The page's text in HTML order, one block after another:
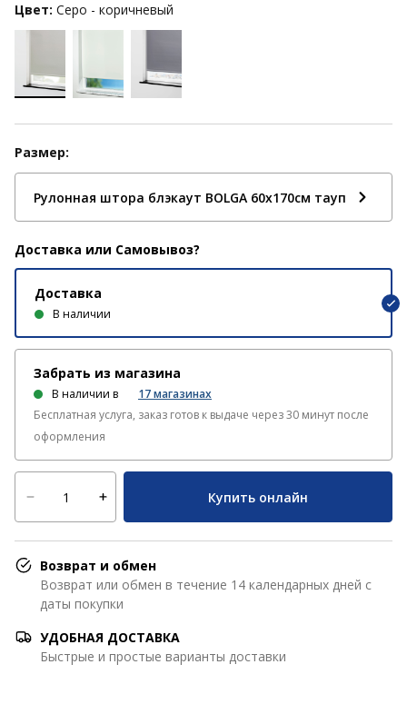
Цвет: Cеро - коричневый
Размер:
Рулонная штора блэкаут BOLGA 60x170см тауп
Доставка или Самовывоз?
Доставка
В наличии
Забрать из магазина
В наличии в 17магазинах
Бесплатная услуга, заказ готов к выдаче через 30 минут после
оформления
Купить онлайн
Возврат и обмен
Возврат или обмен в течение 14 календарных дней с
даты покупки
УДОБНАЯ ДОСТАВКА
Быстрые и простые варианты доставки